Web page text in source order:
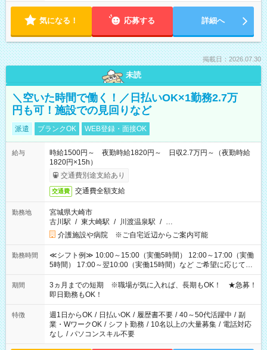
気になる！ 応募する 詳細へ
掲載日：2026.07.30
未読
＼空いた時間で働く！／日払いOK×1勤務2.7万
円も可！施設での見回りなど
派遣 ブランクOK WEB登録・面接OK
給与
時給1500円～ 夜勤時給1820円～ 日収2.7万円～（夜勤時給
1820円×15h）
交通費別途支給あり
交通費 交通費全額支給
勤務地
宮城県大崎市
古川駅 / 東大崎駅 / 川渡温泉駅 / …
介護施設や病院 ※ご自宅近辺からご案内可能
勤務時間
≪シフト例≫ 10:00～15:00（実働5時間） 12:00～17:00（実働
5時間） 17:00～翌10:00（実働15時間）など ご希望に応じて、
働く時間は調整できます！ お気軽に担当へ相談ください！
期間
3ヵ月までの短期 ※職場が気に入れば、長期もOK！ ★急募！
即日勤務もOK！
特徴 週1日からOK / 日払いOK / 履歴書不要 / 40～50代活躍中 / 副
業・WワークOK / シフト勤務 / 10名以上の大量募集 / 電話対応
なし / パソコンスキル不要